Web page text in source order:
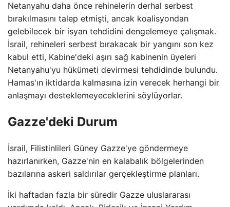
Netanyahu daha önce rehinelerin derhal serbest
bırakılmasını talep etmişti, ancak koalisyondan
gelebilecek bir isyan tehdidini dengelemeye çalışmak.
İsrail, rehineleri serbest bırakacak bir yangını son kez
kabul etti, Kabine'deki aşırı sağ kabinenin üyeleri
Netanyahu'yu hükümeti devirmesi tehdidinde bulundu.
Hamas'ın iktidarda kalmasına izin verecek herhangi bir
anlaşmayı desteklemeyeceklerini söylüyorlar.
Gazze'deki Durum
İsrail, Filistinlileri Güney Gazze'ye göndermeye
hazırlanırken, Gazze'nin en kalabalık bölgelerinden
bazılarına askeri saldırılar gerçekleştirme planları.
İki haftadan fazla bir süredir Gazze uluslararası